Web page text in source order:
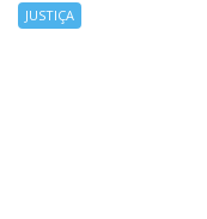
JUSTIÇA